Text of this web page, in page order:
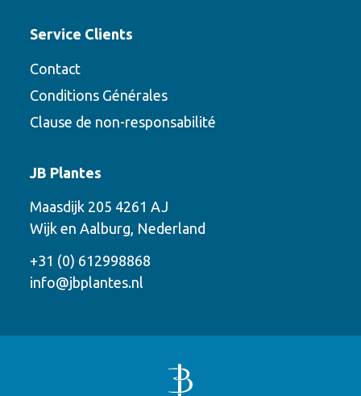
options suivantes
Service Clients
Contact
Conditions Générales
Clause de non-responsabilité
JB Plantes
Maasdijk 205 4261 AJ
Wijk en Aalburg, Nederland
+31 (0) 612998868
info@jbplantes.nl